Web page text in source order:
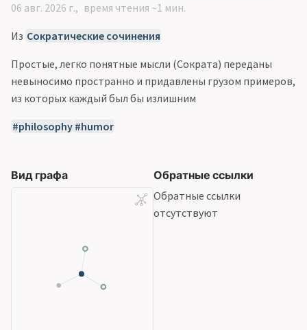
06 авг. 2026 г. время чтения ~1 мин.
Из Сократические сочинения
Простые, легко понятные мысли (Сократа) переданы
невыносимо пространно и придавлены грузом примеров,
из которых каждый был бы излишним
philosophy humor
Вид графа
Обратные ссылки
Обратные ссылки
отсутствуют